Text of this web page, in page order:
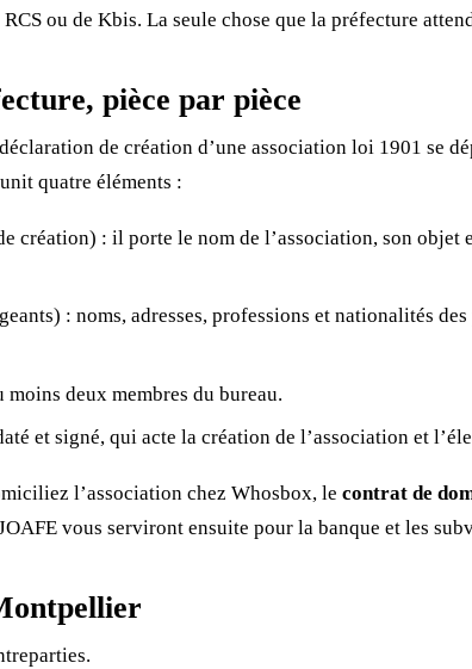
ou de Kbis. La seule chose que la préfecture
pièce par pièce
de création d’une association loi 1901 se
quatre éléments :
création) : il porte le nom de l’association, son objet
: noms, adresses, professions et nationalités
moins deux membres du bureau.
et signé, qui acte la création de l’association et
l’association chez Whosbox, le contrat de
vous serviront ensuite pour la banque et les